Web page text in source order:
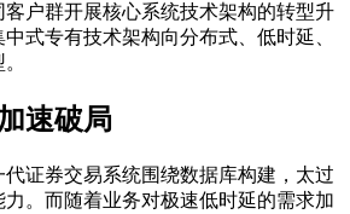
客户群开展核心系统技术架构的转型升
式专有技术架构向分布式、低时延、
速破局
证券交易系统围绕数据库构建，太过
。而随着业务对极速低时延的需求加